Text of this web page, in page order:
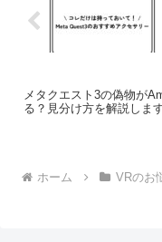
メタクエスト3の偽物が
る？見分け方を解説しま
ホーム VRのお